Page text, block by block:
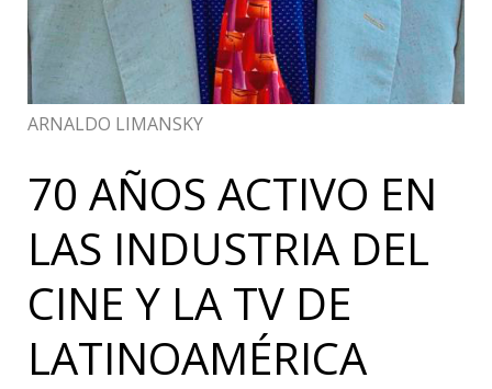
ARNALDO LIMANSKY
70 AÑOS ACTIVO EN
LAS INDUSTRIA DEL
CINE Y LA TV DE
LATINOAMÉRICA